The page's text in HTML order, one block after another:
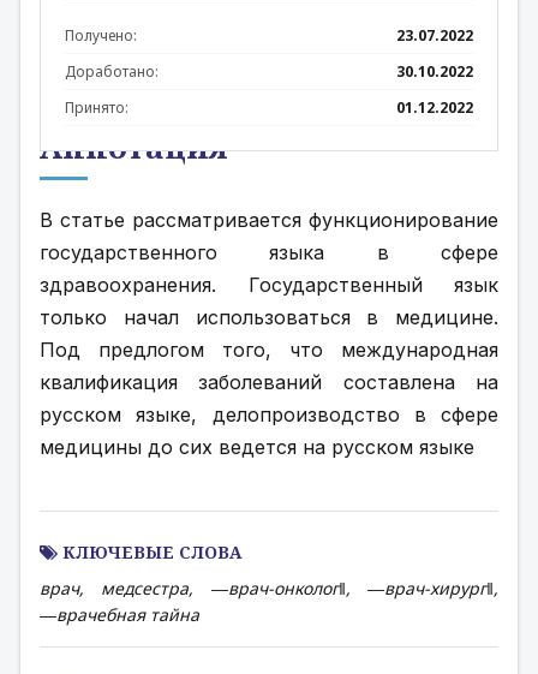
Аннотация
В статье рассматривается функционирование
государственного языка в сфере
здравоохранения. Государственный язык
только начал использоваться в медицине.
Под предлогом того, что международная
квалификация заболеваний составлена на
русском языке, делопроизводство в сфере
медицины до сих ведется на русском языке
КЛЮЧЕВЫЕ СЛОВА
врач, медсестра, ―врач-онколог‖, ―врач-хирург‖,
―врачебная тайна
Получено:
23.07.2022
Доработано:
30.10.2022
Принято:
01.12.2022